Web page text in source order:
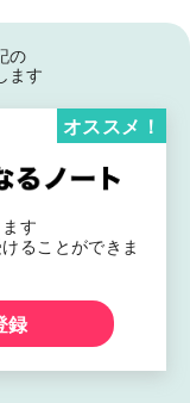
の
ます
す
ることができま
オススメ！
録